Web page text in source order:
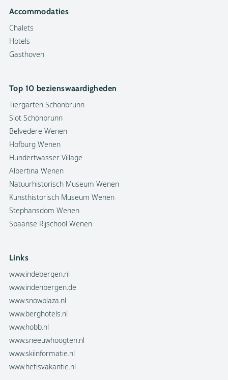
Accommodaties
Chalets
Hotels
Gasthoven
Top 10 bezienswaardigheden
Tiergarten Schönbrunn
Slot Schönbrunn
Belvedere Wenen
Hofburg Wenen
Hundertwasser Village
Albertina Wenen
Natuurhistorisch Museum Wenen
Kunsthistorisch Museum Wenen
Stephansdom Wenen
Spaanse Rijschool Wenen
Links
www.indebergen.nl
www.indenbergen.de
www.snowplaza.nl
www.berghotels.nl
www.hobb.nl
www.sneeuwhoogten.nl
www.skiinformatie.nl
www.hetisvakantie.nl